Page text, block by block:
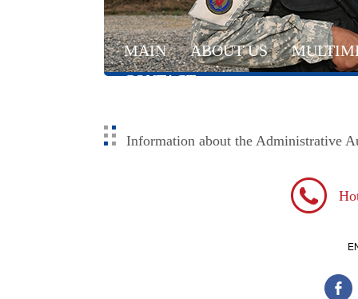
MAIN ABOUT US
CONTACT
Information about the Administrative